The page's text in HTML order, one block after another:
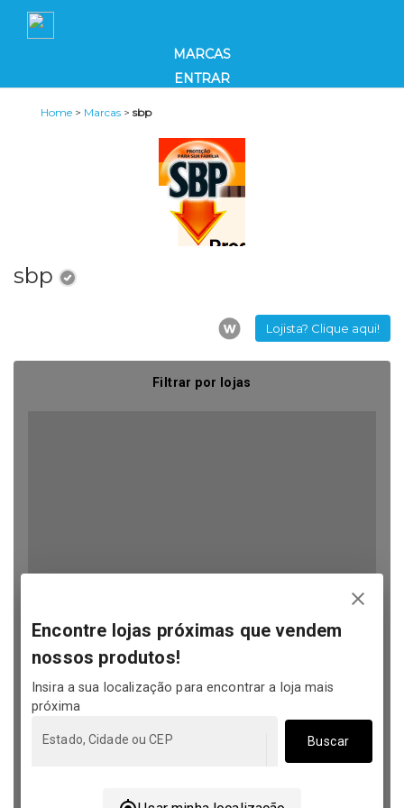
MARCAS
ENTRAR
Home > Marcas > sbp
sbp
Lojista? Clique aqui!